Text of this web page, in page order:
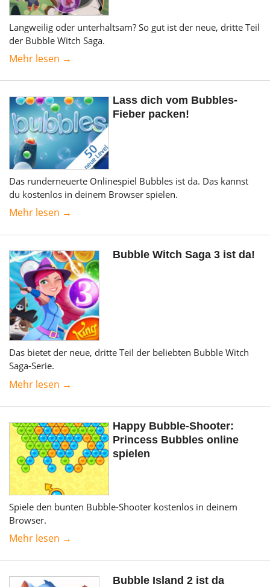
Langweilig oder unterhaltsam? So gut ist der neue, dritte Teil
der Bubble Witch Saga.
Mehr lesen →
Lass dich vom Bubbles-
Fieber packen!
Das runderneuerte Onlinespiel Bubbles ist da. Das kannst
du kostenlos in deinem Browser spielen.
Mehr lesen →
Bubble Witch Saga 3 ist da!
Das bietet der neue, dritte Teil der beliebten Bubble Witch
Saga-Serie.
Mehr lesen →
Happy Bubble-Shooter:
Princess Bubbles online
spielen
Spiele den bunten Bubble-Shooter kostenlos in deinem
Browser.
Mehr lesen →
Bubble Island 2 ist da